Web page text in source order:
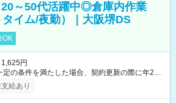
～50代活躍中◎倉庫内作業
イム/夜勤）｜大阪堺DS
OK
円
定の条件を満たした場合、契約更新の際に年2回
社員登用制度あり ※月末締/翌
※時間外手当、別途支給 ※深夜割増賃金 (22:00～
給あり